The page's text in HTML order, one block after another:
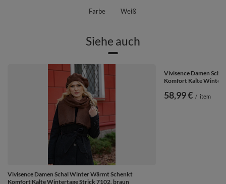
Farbe
Weiß
Siehe auch
Vivisence Damen Schal Winter Wärmt Schenkt
Komfort Kalte Wintertage Strick 7102, braun
Vivisence Damen
Komfort Kalte
58,99 € / item